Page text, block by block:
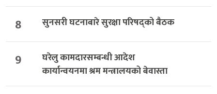
8 सुनसरी घटनाबारे सुरक्षा परिषद्को बैठक
9
घरेलु कामदारसम्बन्धी आदेश
कार्यान्वयनमा श्रम मन्त्रालयको बेवास्ता